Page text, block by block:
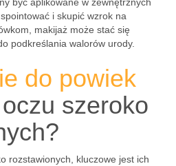
i skupić wzrok na
makijaż może stać się
podkreślania walorów urody.
do powiek
szeroko
rozstawionych, kluczowe jest ich